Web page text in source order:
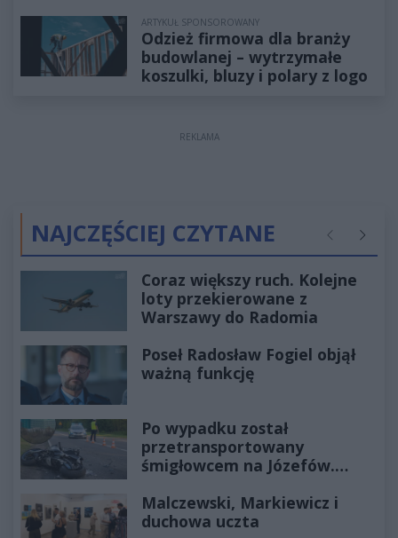
ARTYKUŁ SPONSOROWANY
Odzież firmowa dla branży
budowlanej – wytrzymałe
koszulki, bluzy i polary z logo
REKLAMA
NAJCZĘŚCIEJ CZYTANE Poprzednie
Coraz większy ruch. Kolejne
loty przekierowane z
Warszawy do Radomia
Poseł Radosław Fogiel objął
ważną funkcję
Po wypadku został
przetransportowany
śmigłowcem na Józefów.
Malczewski, Markiewicz i
duchowa uczta